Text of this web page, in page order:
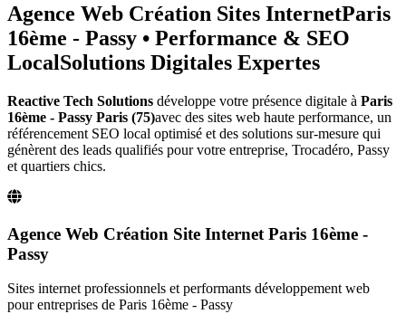
Agence Web Création Sites InternetParis
16ème - Passy • Performance & SEO
LocalSolutions Digitales Expertes
Reactive Tech Solutions développe votre présence digitale à Paris
16ème - Passy Paris (75)avec des sites web haute performance, un
référencement SEO local optimisé et des solutions sur-mesure qui
génèrent des leads qualifiés pour votre entreprise, Trocadéro, Passy
et quartiers chics.
Agence Web Création Site Internet Paris 16ème -
Passy
Sites internet professionnels et performants développement web
pour entreprises de Paris 16ème - Passy